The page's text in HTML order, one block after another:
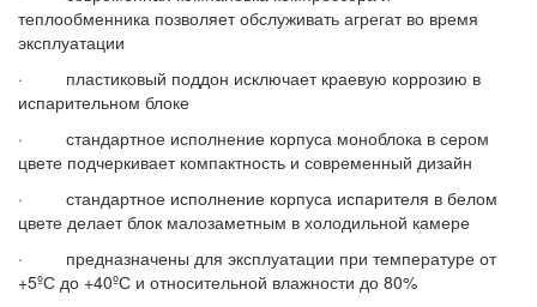
теплообменника позволяет обслуживать агрегат во время
эксплуатации
· пластиковый поддон исключает краевую коррозию в
испарительном блоке
· стандартное исполнение корпуса моноблока в сером
цвете подчеркивает компактность и современный дизайн
· стандартное исполнение корпуса испарителя в белом
цвете делает блок малозаметным в холодильной камере
· предназначены для эксплуатации при температуре от
+5ºС до +40ºС и относительной влажности до 80%